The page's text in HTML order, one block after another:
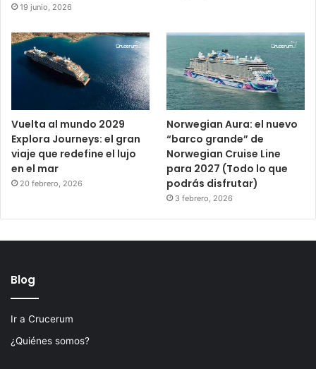
19 junio, 2026
Vuelta al mundo 2029
Explora Journeys: el gran
viaje que redefine el lujo
en el mar
20 febrero, 2026
Norwegian Aura: el nuevo
“barco grande” de
Norwegian Cruise Line
para 2027 (Todo lo que
podrás disfrutar)
3 febrero, 2026
Blog
Ir a Crucerum
¿Quiénes somos?